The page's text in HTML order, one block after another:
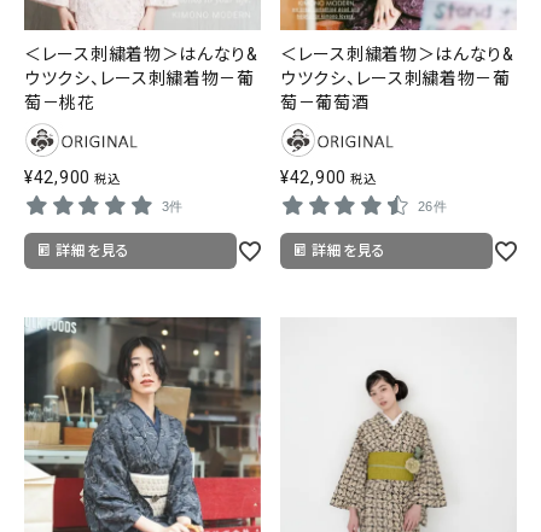
＜レース刺繍着物＞はんなり&
ウツクシ、レース刺繍着物－葡
萄－桃花
¥42,900 税込
3件
詳細を見る
＜レース刺繍着物＞はんなり&
ウツクシ、レース刺繍着物－葡
萄－葡萄酒
¥42,900 税込
26件
詳細を見る